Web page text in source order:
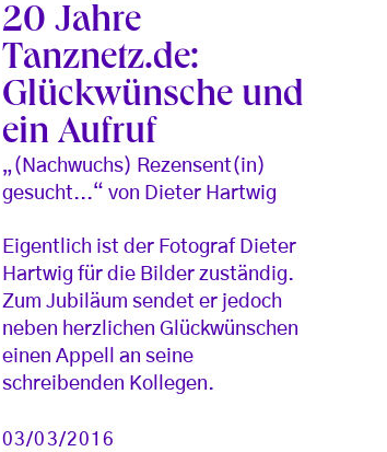
20 Jahre
Tanznetz.de:
Glückwünsche und
ein Aufruf
„(Nachwuchs) Rezensent(in)
gesucht...“ von Dieter Hartwig
Eigentlich ist der Fotograf Dieter
Hartwig für die Bilder zuständig.
Zum Jubiläum sendet er jedoch
neben herzlichen Glückwünschen
einen Appell an seine
schreibenden Kollegen.
03/03/2016